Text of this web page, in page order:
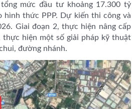
mức đầu tư khoảng 17.300 tỷ
thức PPP. Dự kiến thi công và
Giai đoạn 2, thực hiện nâng cấp
thực hiện một số giải pháp kỹ thuật
đường nhánh.